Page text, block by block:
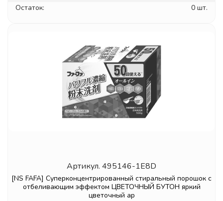
Остаток:
0 шт.
Артикул. 495146-1E8D
[NS FAFA] Суперконцентрированный стиральный порошок с
отбеливающим эффектом ЦВЕТОЧНЫЙ БУТОН яркий
цветочный ар